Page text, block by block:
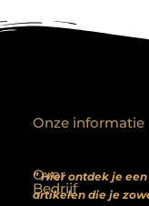
Over
Bedrijf
” Hier ontdek je
artikelen die je
Onze informatie